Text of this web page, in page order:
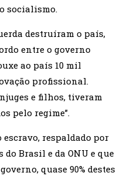
socialismo.
destruíram o país,
entre o governo
ao país 10 mil
profissional.
e filhos, tiveram
pelo regime”.
respaldado por
Brasil e da ONU e que
quase 90% destes